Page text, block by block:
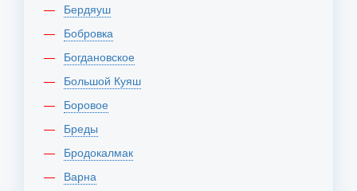
Бердяуш
Бобровка
Богдановское
Большой Куяш
Боровое
Бреды
Бродокалмак
Варна